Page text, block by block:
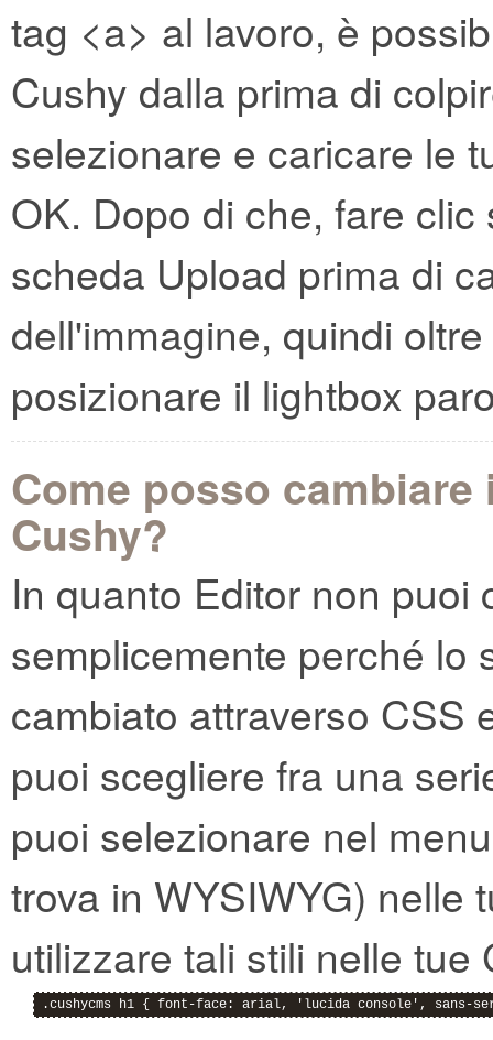
tag <a> al lavoro, è
Cushy dalla prima di
selezionare e caricare le
OK. Dopo di che, fare
scheda Upload prima di
dell'immagine, quindi
posizionare il lightbox
Come posso
Cushy?
In quanto Editor non puoi
semplicemente perché lo
cambiato attraverso CSS
puoi scegliere fra una
puoi selezionare nel
trova in WYSIWYG) nelle
utilizzare tali stili nelle
.cushycms h1 { font-face: arial, 'lucida console', sans-